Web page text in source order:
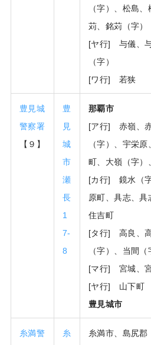
（字）、松島
苅、銘苅（字）
[ヤ行] 与儀、
（字）
[ワ行] 若狭
豊見城
警察署
【９】
豊
見
城
市
瀬
長
1
7-
8
那覇市
[ア行] 赤嶺、
（字）、宇栄
町、大嶺（字）
[カ行] 鏡水（
原町、具志、
住吉町
[タ行] 高良、
（字）、当間（
[マ行] 宮城、宮
[ヤ行] 山下町
豊見城市
糸満警
糸
糸満市、島尻